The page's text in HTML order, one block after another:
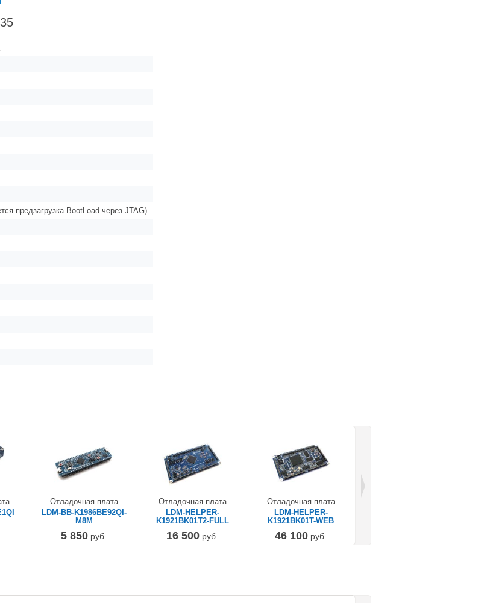
предзагрузка BootLoad через JTAG)
Отладочная плата
LDM-BB-K1986BE92QI-
M8M
5 850 руб.
Отладочная плата
LDM-HELPER-
K1921BK01T2-FULL
16 500 руб.
Отладочная плата
LDM-HELPER-
K1921BK01T-WEB
46 100 руб.